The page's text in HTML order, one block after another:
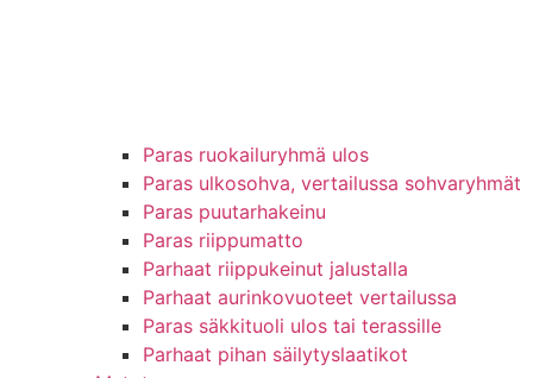
Paras ruokailuryhmä ulos
Paras ulkosohva, vertailussa sohvaryhmät
Paras puutarhakeinu
Paras riippumatto
Parhaat riippukeinut jalustalla
Parhaat aurinkovuoteet vertailussa
Paras säkkituoli ulos tai terassille
Parhaat pihan säilytyslaatikot